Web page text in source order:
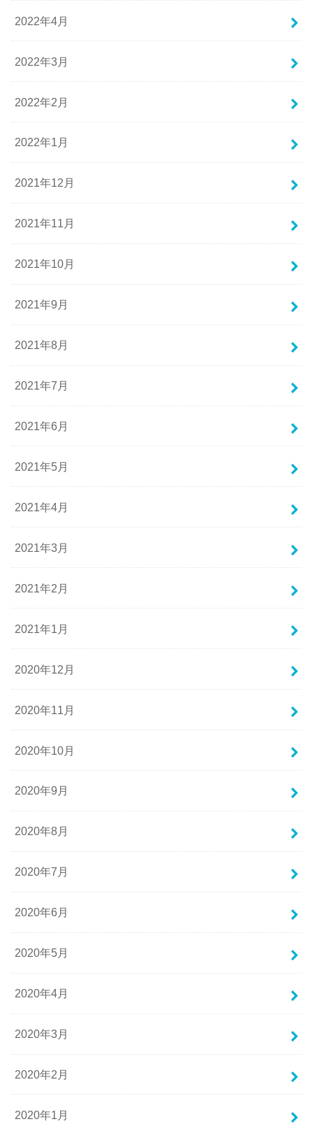
2022年4月
2022年3月
2022年2月
2022年1月
2021年12月
2021年11月
2021年10月
2021年9月
2021年8月
2021年7月
2021年6月
2021年5月
2021年4月
2021年3月
2021年2月
2021年1月
2020年12月
2020年11月
2020年10月
2020年9月
2020年8月
2020年7月
2020年6月
2020年5月
2020年4月
2020年3月
2020年2月
2020年1月